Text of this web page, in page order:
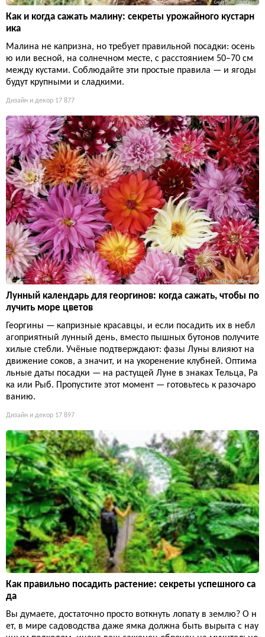
Как и когда сажать малину: секреты урожайного кустарн
ика
Малина не капризна, но требует правильной посадки: осень
ю или весной, на солнечном месте, с расстоянием 50–70 см
между кустами. Соблюдайте эти простые правила — и ягоды
будут крупными и сладкими.
Дизайн и декор 17 877
Лунный календарь для георгинов: когда сажать, чтобы по
лучить море цветов
Георгины — капризные красавцы, и если посадить их в небл
агоприятный лунный день, вместо пышных бутонов получите
хилые стебли. Учёные подтверждают: фазы Луны влияют на
движение соков, а значит, и на укоренение клубней. Оптима
льные даты посадки — на растущей Луне в знаках Тельца, Ра
ка или Рыб. Пропустите этот момент — готовьтесь к разочаро
ванию.
Дизайн и декор 17 897
Как правильно посадить растение: секреты успешного са
да
Вы думаете, достаточно просто воткнуть лопату в землю? О н
ет, в мире садоводства даже ямка должна быть вырыта с нау